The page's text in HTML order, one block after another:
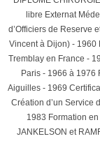
libre Externat
d’Officiers de Reserve
Vincent à Dijon) - 1960
Tremblay en France -
Paris - 1966 à 1976
Aiguilles - 1969
Création d’un Service
1983 Formation
JANKELSON et